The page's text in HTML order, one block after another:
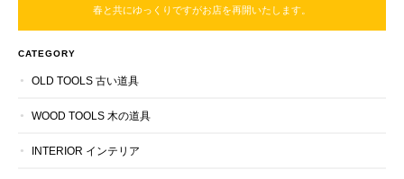
春と共にゆっくりですがお店を再開いたします。
CATEGORY
OLD TOOLS 古い道具
WOOD TOOLS 木の道具
INTERIOR インテリア